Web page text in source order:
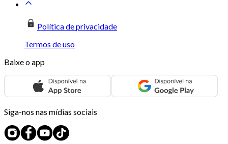
Política de privacidade
Termos de uso
Baixe o app
Siga-nos nas mídias sociais